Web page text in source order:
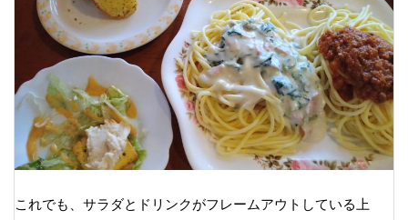
これでも、サラダとドリンクがフレームアウトしている上